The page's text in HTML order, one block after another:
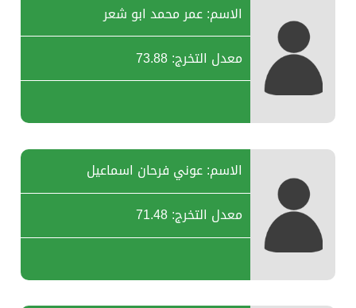
الاسم: عمر محمد ابو شعر
معدل التخرج: 73.88
الاسم: عوني فرحان اسماعيل
معدل التخرج: 71.48